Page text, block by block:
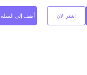
اشترِ الآن أضف إلى السلة